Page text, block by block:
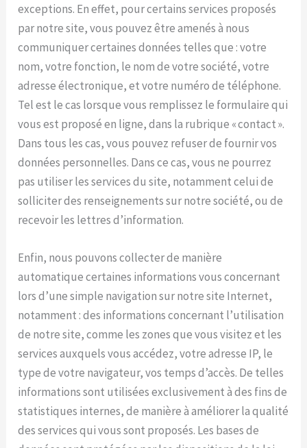
exceptions. En effet, pour certains services proposés
par notre site, vous pouvez être amenés à nous
communiquer certaines données telles que : votre
nom, votre fonction, le nom de votre société, votre
adresse électronique, et votre numéro de téléphone.
Tel est le cas lorsque vous remplissez le formulaire qui
vous est proposé en ligne, dans la rubrique « contact ».
Dans tous les cas, vous pouvez refuser de fournir vos
données personnelles. Dans ce cas, vous ne pourrez
pas utiliser les services du site, notamment celui de
solliciter des renseignements sur notre société, ou de
recevoir les lettres d’information.
Enfin, nous pouvons collecter de manière
automatique certaines informations vous concernant
lors d’une simple navigation sur notre site Internet,
notamment : des informations concernant l’utilisation
de notre site, comme les zones que vous visitez et les
services auxquels vous accédez, votre adresse IP, le
type de votre navigateur, vos temps d’accès. De telles
informations sont utilisées exclusivement à des fins de
statistiques internes, de manière à améliorer la qualité
des services qui vous sont proposés. Les bases de